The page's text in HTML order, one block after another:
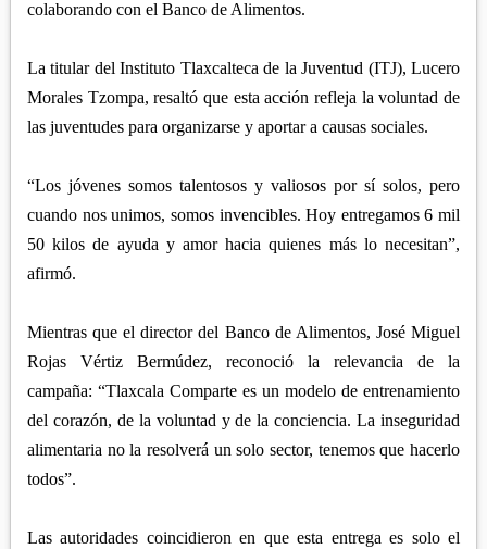
colaborando con el Banco de Alimentos.
La titular del Instituto Tlaxcalteca de la Juventud (ITJ), Lucero
Morales Tzompa, resaltó que esta acción refleja la voluntad de
las juventudes para organizarse y aportar a causas sociales.
“Los jóvenes somos talentosos y valiosos por sí solos, pero
cuando nos unimos, somos invencibles. Hoy entregamos 6 mil
50 kilos de ayuda y amor hacia quienes más lo necesitan”,
afirmó.
Mientras que el director del Banco de Alimentos, José Miguel
Rojas Vértiz Bermúdez, reconoció la relevancia de la
campaña: “Tlaxcala Comparte es un modelo de entrenamiento
del corazón, de la voluntad y de la conciencia. La inseguridad
alimentaria no la resolverá un solo sector, tenemos que hacerlo
todos”.
Las autoridades coincidieron en que esta entrega es solo el